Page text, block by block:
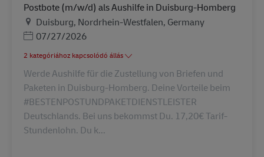
Postbote (m/w/d) als Aushilfe in Duisburg-Homberg
Helyszín
Duisburg, Nordrhein-Westfalen, Germany
Posted Date
07/27/2026
2 kategóriához kapcsolódó állás
Werde Aushilfe für die Zustellung von Briefen und
Paketen in Duisburg-Homberg. Deine Vorteile beim
#BESTENPOSTUNDPAKETDIENSTLEISTER
Deutschlands. Bei uns bekommst Du. 17,20€ Tarif-
Stundenlohn. Du k...